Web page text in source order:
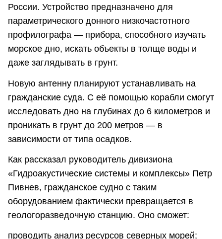
России. Устройство предназначено для
параметрического донного низкочастотного
профилографа — прибора, способного изучать
морское дно, искать объекты в толще воды и
даже заглядывать в грунт.
Новую антенну планируют устанавливать на
гражданские суда. С её помощью корабли смогут
исследовать дно на глубинах до 6 километров и
проникать в грунт до 200 метров — в
зависимости от типа осадков.
Как рассказал руководитель дивизиона
«Гидроакустические системы и комплексы» Петр
Пивнев, гражданское судно с таким
оборудованием фактически превращается в
геологоразведочную станцию. Оно сможет:
проводить анализ ресурсов северных морей;